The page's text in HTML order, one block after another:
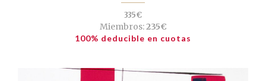
335€
Miembros:235€
100% deducible en cuotas